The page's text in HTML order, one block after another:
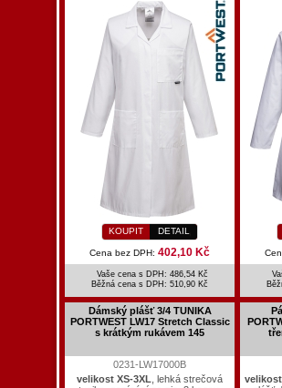
KOUPIT DETAIL
Cena bez DPH: 402,10 Kč
Vaše cena s DPH: 486,54 Kč
Běžná cena s DPH: 510,90 Kč
Dámský plášť 3/4 TUNIKA
PORTWEST LW17 Stretch Classic
s krátkým rukávem 145
0231-LW17000B
velikost XS-3XL , lehká strečová
velikost